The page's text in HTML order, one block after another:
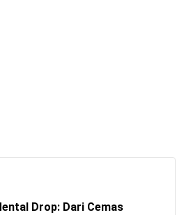
Drop: Dari Cemas